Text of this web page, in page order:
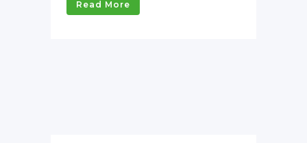
Read More